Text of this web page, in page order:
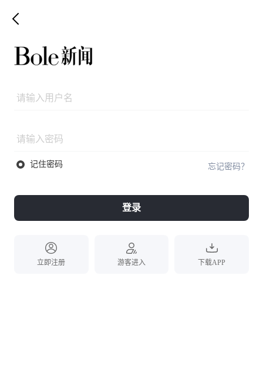
记住密码 忘记密码？
登录
立即注册 游客进入 下载APP